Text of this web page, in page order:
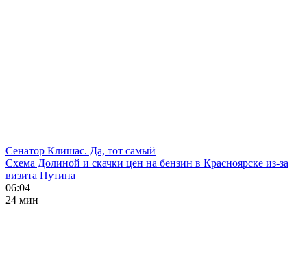
Сенатор Клишас. Да, тот самый
Схема Долиной и скачки цен на бензин в Красноярске из-за
визита Путина
06:04
24 мин